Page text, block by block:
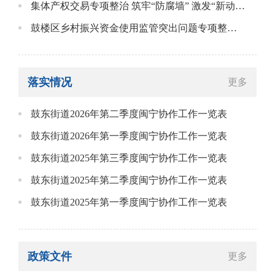
集体产权交易专项整治 筑牢“防腐墙” 激发“新动能”
鼓楼区乡村振兴资金使用监管突出问题专项整治工作会
落实情况 更多
鼓东街道2026年第二季度闽宁协作工作一览表
鼓东街道2026年第一季度闽宁协作工作一览表
鼓东街道2025年第三季度闽宁协作工作一览表
鼓东街道2025年第二季度闽宁协作工作一览表
鼓东街道2025年第一季度闽宁协作工作一览表
政策文件 更多